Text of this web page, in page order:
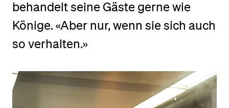
behandelt seine Gäste gerne wie
Könige. «Aber nur, wenn sie sich auch
so verhalten.»
Anmeldung und Zulassung